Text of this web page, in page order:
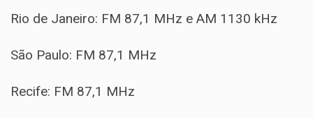
Rio de Janeiro: FM 87,1 MHz e AM 1130 kHz
São Paulo: FM 87,1 MHz
Recife: FM 87,1 MHz